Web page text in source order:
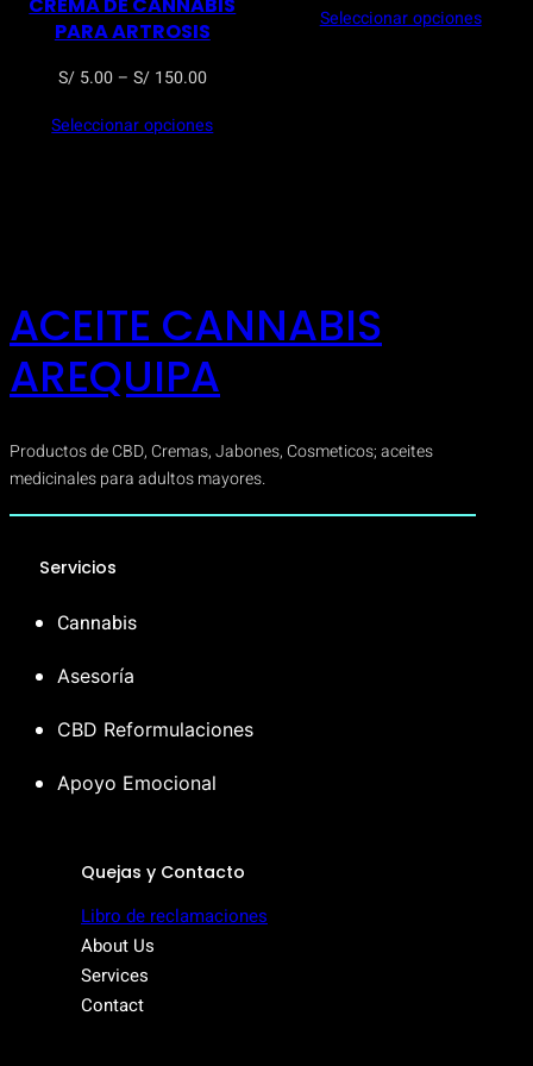
CREMA DE CANNABIS
PARA ARTROSIS
S/5.00 – S/150.00Rango
precios:
Seleccionar opciones
precios:
Seleccionar opciones
ACEITE CANNABIS
AREQUIPA
Productos de CBD, Cremas, Jabones, Cosmeticos; aceites
medicinales para adultos mayores.
Servicios
Cannabis
Asesoría
CBD Reformulaciones
Apoyo Emocional
Quejas y Contacto
Libro de reclamaciones
About Us
Services
Contact